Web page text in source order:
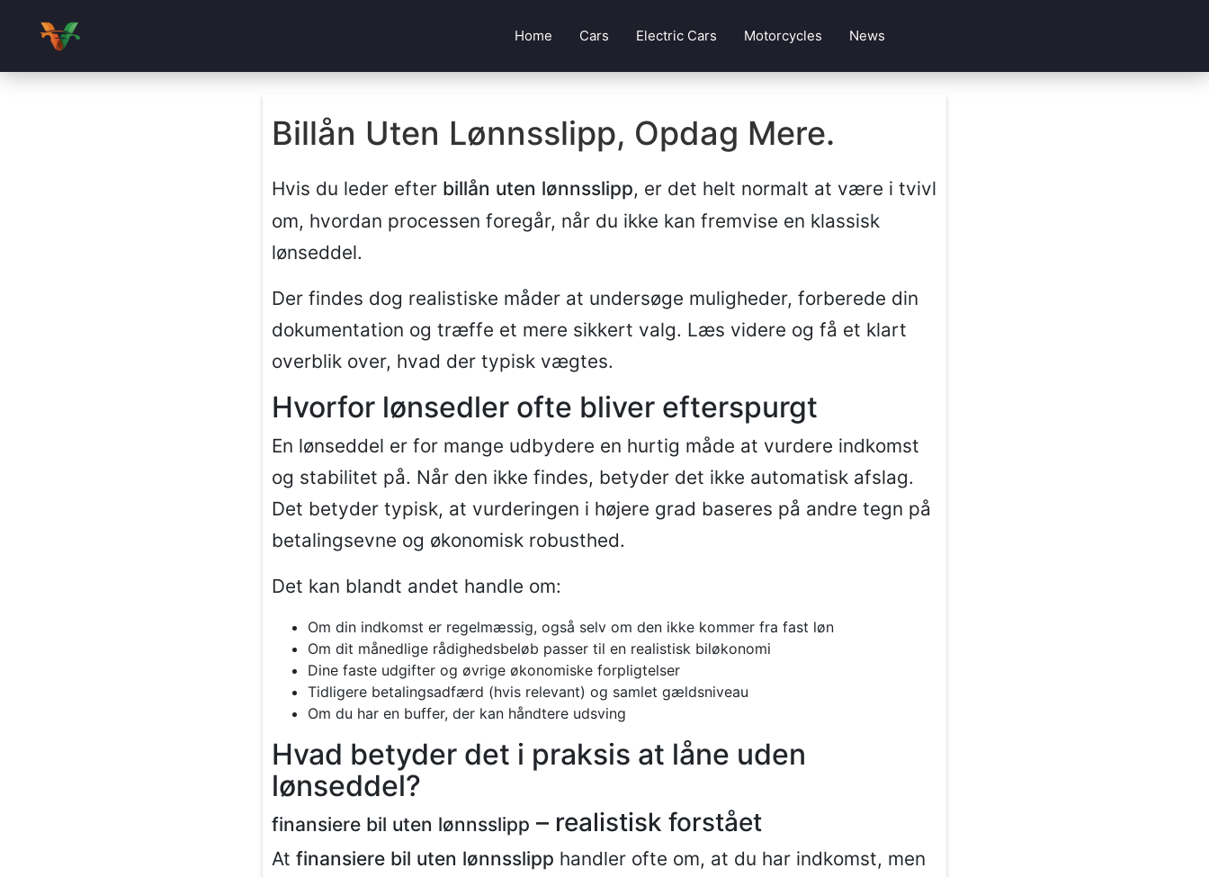
Home Cars Electric Cars Motorcycles News
Billån Uten Lønnsslipp, Opdag Mere.
Hvis du leder efter billån uten lønnsslipp, er det helt normalt at være i tvivl
om, hvordan processen foregår, når du ikke kan fremvise en klassisk
lønseddel.
Der findes dog realistiske måder at undersøge muligheder, forberede din
dokumentation og træffe et mere sikkert valg. Læs videre og få et klart
overblik over, hvad der typisk vægtes.
Hvorfor lønsedler ofte bliver efterspurgt
En lønseddel er for mange udbydere en hurtig måde at vurdere indkomst
og stabilitet på. Når den ikke findes, betyder det ikke automatisk afslag.
Det betyder typisk, at vurderingen i højere grad baseres på andre tegn på
betalingsevne og økonomisk robusthed.
Det kan blandt andet handle om:
Om din indkomst er regelmæssig, også selv om den ikke kommer fra fast løn
Om dit månedlige rådighedsbeløb passer til en realistisk biløkonomi
Dine faste udgifter og øvrige økonomiske forpligtelser
Tidligere betalingsadfærd (hvis relevant) og samlet gældsniveau
Om du har en buffer, der kan håndtere udsving
Hvad betyder det i praksis at låne uden
lønseddel?
finansiere bil uten lønnsslipp – realistisk forstået
At finansiere bil uten lønnsslipp handler ofte om, at du har indkomst, men